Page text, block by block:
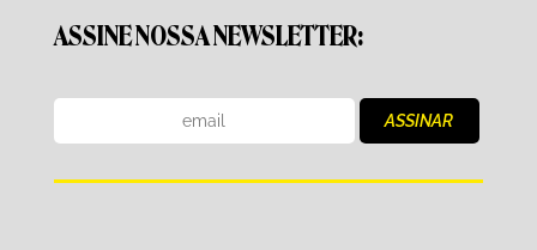
ASSINE NOSSA NEWSLETTER: